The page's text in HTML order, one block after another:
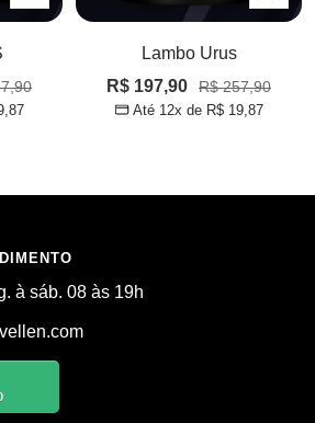
à
à
Lambo Urus
Preço
promocional
R$ 197,90
Preço
normal
R$ 257,90
Até 12x de R$ 19,87
à sáb. 08 às 19h